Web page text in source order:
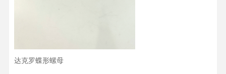
达克罗蝶形螺母